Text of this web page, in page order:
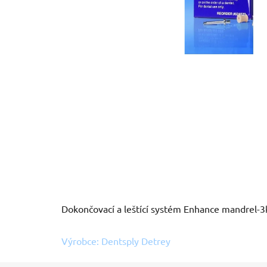
Dokončovací a leštící systém Enhance mandrel-
Výrobce: Dentsply Detrey